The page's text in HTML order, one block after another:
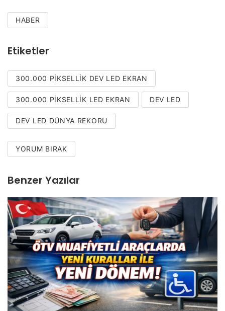
HABER
Etiketler
300.000 PIKSELLIK DEV LED EKRAN
300.000 PIKSELLIK LED EKRAN DEV LED
DEV LED DÜNYA REKORU
YORUM BIRAK
Benzer Yazılar